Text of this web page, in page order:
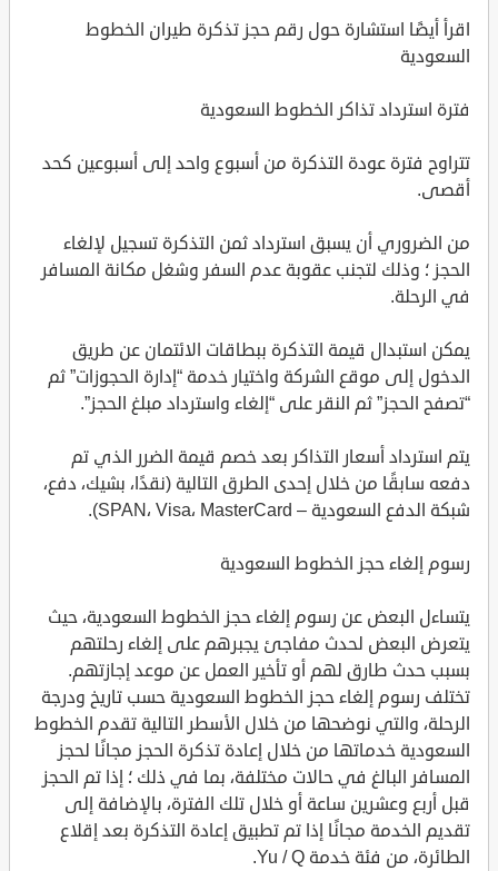
اقرأ أيضًا استشارة حول رقم حجز تذكرة طيران الخطوط
السعودية
فترة استرداد تذاكر الخطوط السعودية
تتراوح فترة عودة التذكرة من أسبوع واحد إلى أسبوعين كحد
أقصى.
من الضروري أن يسبق استرداد ثمن التذكرة تسجيل لإلغاء
الحجز ؛ وذلك لتجنب عقوبة عدم السفر وشغل مكانة المسافر
في الرحلة.
يمكن استبدال قيمة التذكرة ببطاقات الائتمان عن طريق
الدخول إلى موقع الشركة واختيار خدمة “إدارة الحجوزات” ثم
“تصفح الحجز” ثم النقر على “إلغاء واسترداد مبلغ الحجز”.
يتم استرداد أسعار التذاكر بعد خصم قيمة الضرر الذي تم
دفعه سابقًا من خلال إحدى الطرق التالية (نقدًا، بشيك، دفع،
شبكة الدفع السعودية – SPAN، Visa، MasterCard).
رسوم إلغاء حجز الخطوط السعودية
يتساءل البعض عن رسوم إلغاء حجز الخطوط السعودية، حيث
يتعرض البعض لحدث مفاجئ يجبرهم على إلغاء رحلتهم
بسبب حدث طارق لهم أو تأخير العمل عن موعد إجازتهم.
تختلف رسوم إلغاء حجز الخطوط السعودية حسب تاريخ ودرجة
الرحلة، والتي نوضحها من خلال الأسطر التالية تقدم الخطوط
السعودية خدماتها من خلال إعادة تذكرة الحجز مجانًا لحجز
المسافر البالغ في حالات مختلفة، بما في ذلك ؛ إذا تم الحجز
قبل أربع وعشرين ساعة أو خلال تلك الفترة، بالإضافة إلى
تقديم الخدمة مجانًا إذا تم تطبيق إعادة التذكرة بعد إقلاع
الطائرة، من فئة خدمة Yu / Q.